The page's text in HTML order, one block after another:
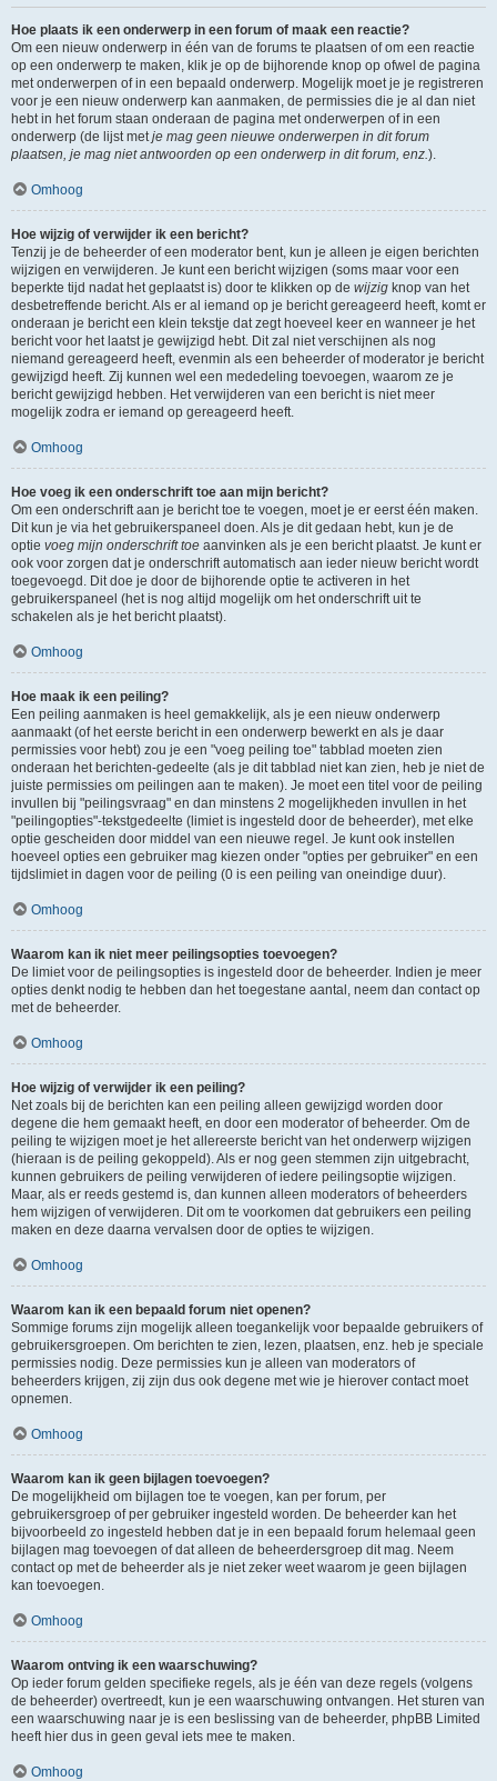
Hoe plaats ik een onderwerp in een forum of maak een reactie?
Om een nieuw onderwerp in één van de forums te plaatsen of om een reactie
op een onderwerp te maken, klik je op de bijhorende knop op ofwel de pagina
met onderwerpen of in een bepaald onderwerp. Mogelijk moet je je registreren
voor je een nieuw onderwerp kan aanmaken, de permissies die je al dan niet
hebt in het forum staan onderaan de pagina met onderwerpen of in een
onderwerp (de lijst metje mag geen nieuwe onderwerpen in dit forum
plaatsen, je mag niet antwoorden op een onderwerp in dit forum, enz.).
Omhoog
Hoe wijzig of verwijder ik een bericht?
Tenzij je de beheerder of een moderator bent, kun je alleen je eigen berichten
wijzigen en verwijderen. Je kunt een bericht wijzigen (soms maar voor een
beperkte tijd nadat het geplaatst is) door te klikken op de wijzig knop van het
desbetreffende bericht. Als er al iemand op je bericht gereageerd heeft, komt er
onderaan je bericht een klein tekstje dat zegt hoeveel keer en wanneer je het
bericht voor het laatst je gewijzigd hebt. Dit zal niet verschijnen als nog
niemand gereageerd heeft, evenmin als een beheerder of moderator je bericht
gewijzigd heeft. Zij kunnen wel een mededeling toevoegen, waarom ze je
bericht gewijzigd hebben. Het verwijderen van een bericht is niet meer
mogelijk zodra er iemand op gereageerd heeft.
Omhoog
Hoe voeg ik een onderschrift toe aan mijn bericht?
Om een onderschrift aan je bericht toe te voegen, moet je er eerst één maken.
Dit kun je via het gebruikerspaneel doen. Als je dit gedaan hebt, kun je de
optie voeg mijn onderschrift toe aanvinken als je een bericht plaatst. Je kunt er
ook voor zorgen dat je onderschrift automatisch aan ieder nieuw bericht wordt
toegevoegd. Dit doe je door de bijhorende optie te activeren in het
gebruikerspaneel (het is nog altijd mogelijk om het onderschrift uit te
schakelen als je het bericht plaatst).
Omhoog
Hoe maak ik een peiling?
Een peiling aanmaken is heel gemakkelijk, als je een nieuw onderwerp
aanmaakt (of het eerste bericht in een onderwerp bewerkt en als je daar
permissies voor hebt) zou je een "voeg peiling toe" tabblad moeten zien
onderaan het berichten-gedeelte (als je dit tabblad niet kan zien, heb je niet de
juiste permissies om peilingen aan te maken). Je moet een titel voor de peiling
invullen bij "peilingsvraag" en dan minstens 2 mogelijkheden invullen in het
"peilingopties"-tekstgedeelte (limiet is ingesteld door de beheerder), met elke
optie gescheiden door middel van een nieuwe regel. Je kunt ook instellen
hoeveel opties een gebruiker mag kiezen onder "opties per gebruiker" en een
tijdslimiet in dagen voor de peiling (0 is een peiling van oneindige duur).
Omhoog
Waarom kan ik niet meer peilingsopties toevoegen?
De limiet voor de peilingsopties is ingesteld door de beheerder. Indien je meer
opties denkt nodig te hebben dan het toegestane aantal, neem dan contact op
met de beheerder.
Omhoog
Hoe wijzig of verwijder ik een peiling?
Net zoals bij de berichten kan een peiling alleen gewijzigd worden door
degene die hem gemaakt heeft, en door een moderator of beheerder. Om de
peiling te wijzigen moet je het allereerste bericht van het onderwerp wijzigen
(hieraan is de peiling gekoppeld). Als er nog geen stemmen zijn uitgebracht,
kunnen gebruikers de peiling verwijderen of iedere peilingsoptie wijzigen.
Maar, als er reeds gestemd is, dan kunnen alleen moderators of beheerders
hem wijzigen of verwijderen. Dit om te voorkomen dat gebruikers een peiling
maken en deze daarna vervalsen door de opties te wijzigen.
Omhoog
Waarom kan ik een bepaald forum niet openen?
Sommige forums zijn mogelijk alleen toegankelijk voor bepaalde gebruikers of
gebruikersgroepen. Om berichten te zien, lezen, plaatsen, enz. heb je speciale
permissies nodig. Deze permissies kun je alleen van moderators of
beheerders krijgen, zij zijn dus ook degene met wie je hierover contact moet
opnemen.
Omhoog
Waarom kan ik geen bijlagen toevoegen?
De mogelijkheid om bijlagen toe te voegen, kan per forum, per
gebruikersgroep of per gebruiker ingesteld worden. De beheerder kan het
bijvoorbeeld zo ingesteld hebben dat je in een bepaald forum helemaal geen
bijlagen mag toevoegen of dat alleen de beheerdersgroep dit mag. Neem
contact op met de beheerder als je niet zeker weet waarom je geen bijlagen
kan toevoegen.
Omhoog
Waarom ontving ik een waarschuwing?
Op ieder forum gelden specifieke regels, als je één van deze regels (volgens
de beheerder) overtreedt, kun je een waarschuwing ontvangen. Het sturen van
een waarschuwing naar je is een beslissing van de beheerder, phpBB Limited
heeft hier dus in geen geval iets mee te maken.
Omhoog